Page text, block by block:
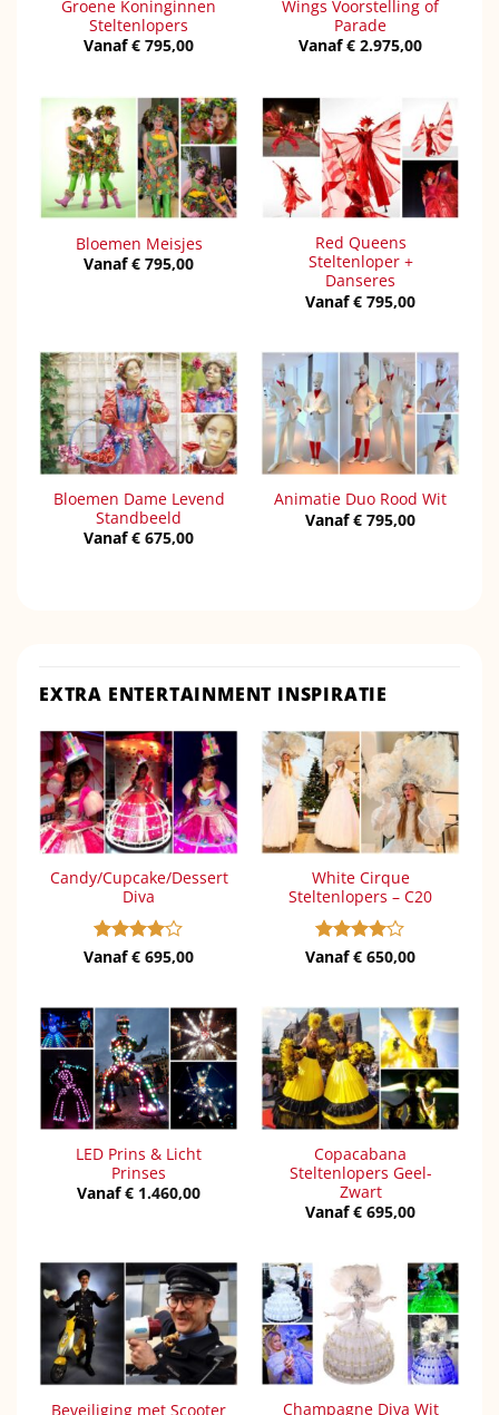
Groene Koninginnen
Steltenlopers
Vanaf€ 795,00
Wings Voorstelling of
Parade
Vanaf€ 2.975,00
Bloemen Meisjes
Vanaf€ 795,00
Red Queens
Steltenloper +
Danseres
Vanaf€ 795,00
Bloemen Dame Levend
Standbeeld
Vanaf€ 675,00
Animatie Duo Rood Wit
Vanaf€ 795,00
EXTRA ENTERTAINMENT INSPIRATIE
Candy/Cupcake/Dessert
Diva
Gewaardeerd
Vanaf€ 695,00
White Cirque
Steltenlopers – C20
Gewaardeerd
Vanaf€ 650,00
LED Prins & Licht
Prinses
Vanaf€ 1.460,00
Copacabana
Steltenlopers Geel-
Zwart
Vanaf€ 695,00
Beveiliging met Scooter
Champagne Diva Wit